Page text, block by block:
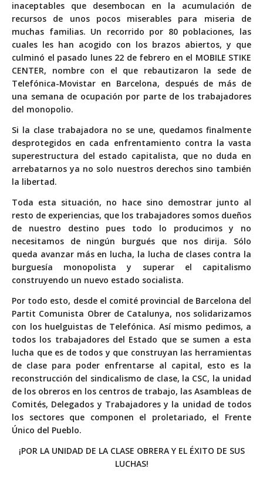
inaceptables que desembocan en la acumulación de
recursos de unos pocos miserables para miseria de
muchas familias. Un recorrido por 80 poblaciones, las
cuales les han acogido con los brazos abiertos, y que
culminó el pasado lunes 22 de febrero en el MOBILE STIKE
CENTER, nombre con el que rebautizaron la sede de
Telefónica-Movistar en Barcelona, después de más de
una semana de ocupación por parte de los trabajadores
del monopolio.
Si la clase trabajadora no se une, quedamos finalmente
desprotegidos en cada enfrentamiento contra la vasta
superestructura del estado capitalista, que no duda en
arrebatarnos ya no solo nuestros derechos sino también
la libertad.
Toda esta situación, no hace sino demostrar junto al
resto de experiencias, que los trabajadores somos dueños
de nuestro destino pues todo lo producimos y no
necesitamos de ningún burgués que nos dirija. Sólo
queda avanzar más en lucha, la lucha de clases contra la
burguesía monopolista y superar el capitalismo
construyendo un nuevo estado socialista.
Por todo esto, desde el comité provincial de Barcelona del
Partit Comunista Obrer de Catalunya, nos solidarizamos
con los huelguistas de Telefónica. Así mismo pedimos, a
todos los trabajadores del Estado que se sumen a esta
lucha que es de todos y que construyan las herramientas
de clase para poder enfrentarse al capital, esto es la
reconstrucción del sindicalismo de clase, la CSC, la unidad
de los obreros en los centros de trabajo, las Asambleas de
Comités, Delegados y Trabajadores y la unidad de todos
los sectores que componen el proletariado, el Frente
Único del Pueblo.
¡POR LA UNIDAD DE LA CLASE OBRERA Y EL ÉXITO DE SUS
LUCHAS!